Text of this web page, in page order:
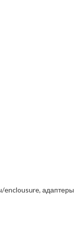
enclousure, адаптеры